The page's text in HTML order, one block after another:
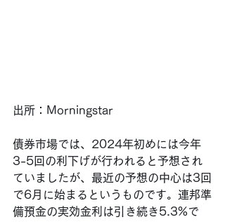
出所：Morningstar
債券市場では、2024年初めには今年
3-5回の利下げが行われると予想され
ていましたが、最近の予想の中心は3回
で6月に始まるというものです。連邦準
備預金の実効金利は引き続き5.3%で